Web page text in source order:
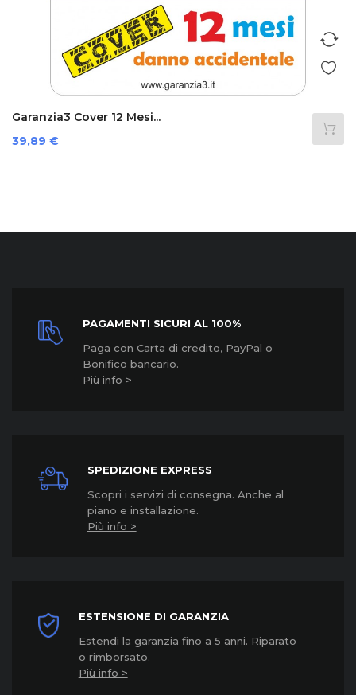
Garanzia3 Cover 12 Mesi...
Prezzo
39,89 €
PAGAMENTI SICURI AL 100%
Paga con Carta di credito, PayPal o
Bonifico bancario.
Più info >
SPEDIZIONE EXPRESS
Scopri i servizi di consegna. Anche al
piano e installazione.
Più info >
ESTENSIONE DI GARANZIA
Estendi la garanzia fino a 5 anni. Riparato
o rimborsato.
Più info >